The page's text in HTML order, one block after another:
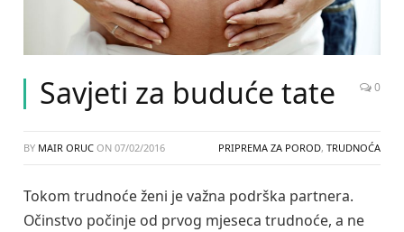
Savjeti za buduće tate 0
BY MAIR ORUC ON 07/02/2016 PRIPREMA ZA POROD, TRUDNOĆA
Tokom trudnoće ženi je važna podrška partnera.
Očinstvo počinje od prvog mjeseca trudnoće, a ne